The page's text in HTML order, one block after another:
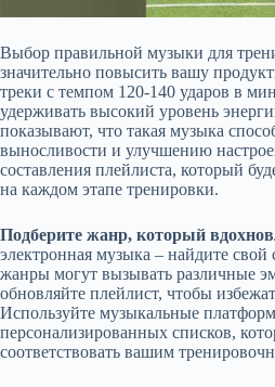
Выбор правильной музыки для
значительно повысить вашу
треки с темпом 120-140 ударов в
удерживать высокий уровень
показывают, что такая музыка
выносливости и улучшению
составления плейлиста, который
на каждом этапе тренировки.
Подберите жанр, который
электронная музыка – найдите свой
жанры могут вызывать различные
обновляйте плейлист, чтобы
Используйте музыкальные
персонализированных списков,
соответствовать вашим